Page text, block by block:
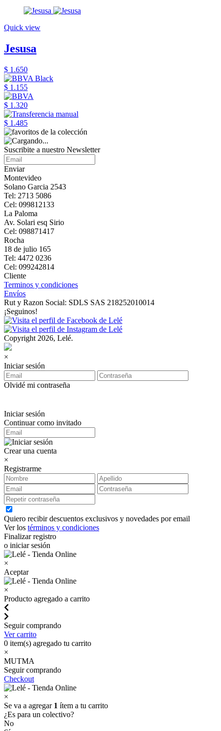
Quick view
Jesusa
$ 1.650
$ 1.155
$ 1.320
$ 1.485
Suscribite a nuestro Newsletter
Enviar
Montevideo
Solano Garcia 2543
Tel: 2713 5086
Cel: 099812133
La Paloma
Av. Solari esq Sirio
Cel: 098871417
Rocha
18 de julio 165
Tel: 4472 0236
Cel: 099242814
Cliente
Terminos y condiciones
Envíos
Rut y Razon Social: SDLS SAS 218252010014
¡Seguinos!
Copyright 2026, Lelé.
×
Iniciar sesión
Olvidé mi contraseña
Iniciar sesión
Continuar como invitado
Crear una cuenta
×
Registrarme
Quiero recibir descuentos exclusivos y novedades por email
Ver los términos y condiciones
Finalizar registro
o iniciar sesión
×
Aceptar
×
Producto agregado a carrito
Seguir comprando
Ver carrito
0 item(s) agregado tu carrito
×
MUTMA
Seguir comprando
Checkout
×
Se va a agregar 1 ítem a tu carrito
¿Es para un colectivo?
No